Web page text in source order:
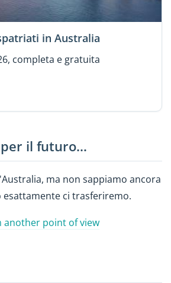
in Australia
completa e gratuita
il futuro…
ma non sappiamo ancora
esattamente ci trasferiremo.
another point of view